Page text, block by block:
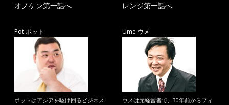
オノケン第一話へ レンジ第一話へ
Pot ポット
ポットはアジアを駆け回るビジネス
Ume ウメ
ウメは元経営者で、30年前からフィ